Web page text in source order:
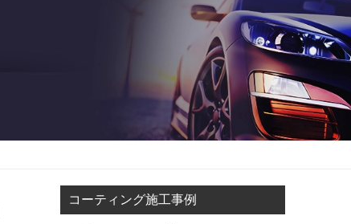
コーティング施工事例